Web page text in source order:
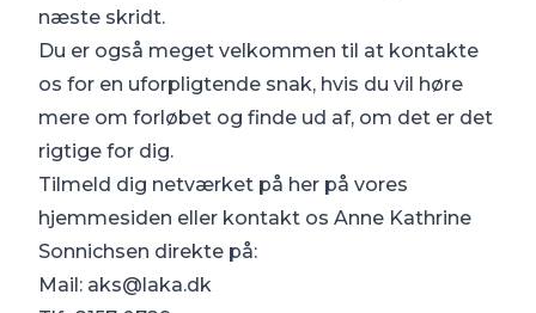
næste skridt.
Du er også meget velkommen til at kontakte
os for en uforpligtende snak, hvis du vil høre
mere om forløbet og finde ud af, om det er det
rigtige for dig.
Tilmeld dig netværket på her på vores
hjemmesiden eller kontakt os Anne Kathrine
Sonnichsen direkte på:
Mail: aks@laka.dk